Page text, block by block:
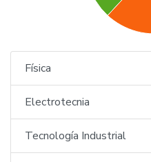
Física
Electrotecnia
Tecnología Industrial